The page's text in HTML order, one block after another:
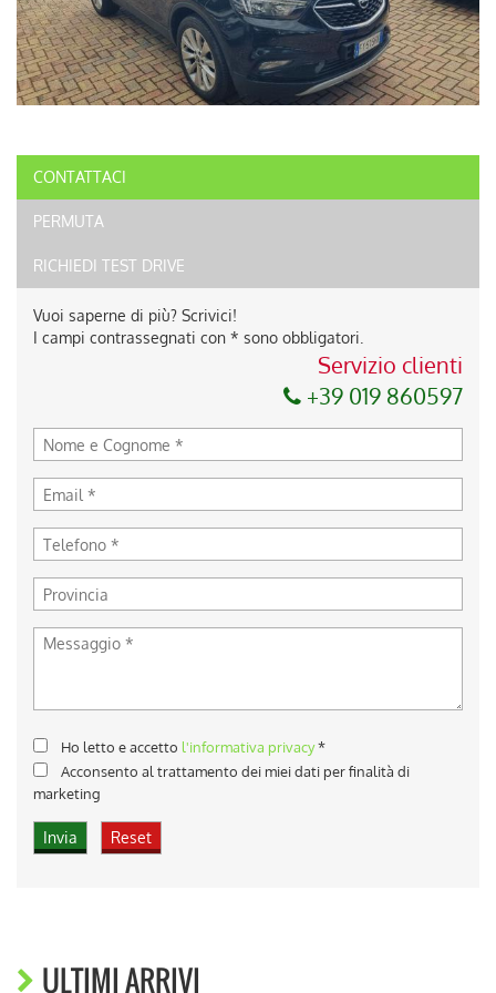
CONTATTACI
PERMUTA
RICHIEDI TEST DRIVE
Vuoi saperne di più? Scrivici!
I campi contrassegnati con * sono obbligatori.
Servizio clienti
+39 019 860597
Ho letto e accetto l'informativa privacy*
Acconsento al trattamento dei miei dati per finalità di
marketing
ULTIMI ARRIVI